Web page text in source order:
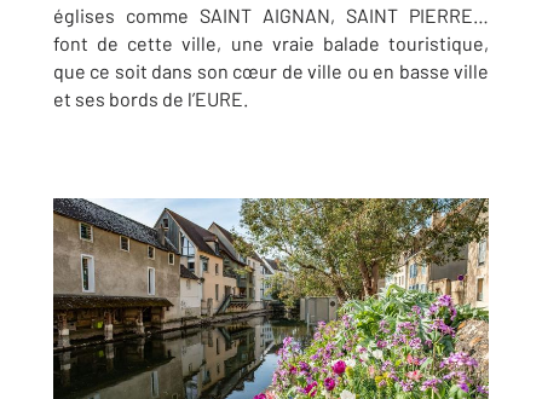
églises comme SAINT AIGNAN, SAINT PIERRE…
font de cette ville, une vraie balade touristique,
que ce soit dans son cœur de ville ou en basse ville
et ses bords de l’EURE.